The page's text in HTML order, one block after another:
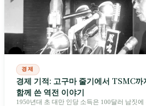
경제
경제 기적: 고구마 줄기에서 TSMC
함께 쓴 역전 이야기
1950년대 초 대만 인당 소득은 100달러 남짓